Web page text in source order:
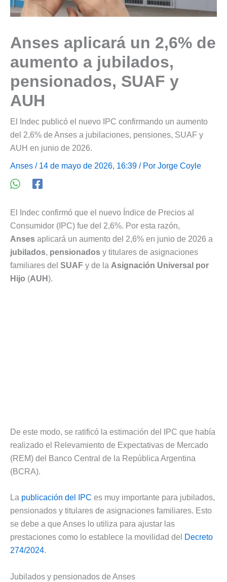
Anses aplicará un 2,6% de
aumento a jubilados,
pensionados, SUAF y
AUH
El Indec publicó el nuevo IPC confirmando un aumento
del 2,6% de Anses a jubilaciones, pensiones, SUAF y
AUH en junio de 2026.
Anses / 14 de mayo de 2026, 16:39 / Por Jorge Coyle
El Indec confirmó que el nuevo Índice de Precios al
Consumidor (IPC) fue del 2,6%. Por esta razón,
Anses aplicará un aumento del 2,6% en junio de 2026 a
jubilados, pensionados y titulares de asignaciones
familiares del SUAF y de la Asignación Universal por
Hijo (AUH ).
De este modo, se ratificó la estimación del IPC que había
realizado el Relevamiento de Expectativas de Mercado
(REM) del Banco Central de la República Argentina
(BCRA).
La publicación del IPC es muy importante para jubilados,
pensionados y titulares de asignaciones familiares. Esto
se debe a que Anses lo utiliza para ajustar las
prestaciones como lo establece la movilidad del
Decreto
274/2024.
Jubilados y pensionados de Anses